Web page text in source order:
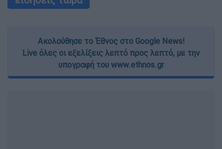
Ακολούθησε το Έθνος στο Google News!
Live όλες οι εξελίξεις λεπτό προς λεπτό, με την
υπογραφή του www.ethnos.gr